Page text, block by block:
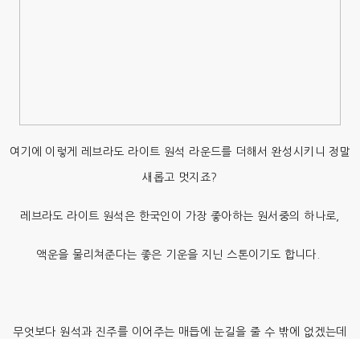
여기에 이렇게 레브라도 라이트 원석 라운드를 더해서 완성시키니 정말
새롭고 멋지죠?
레브라도 라이트 원석은 한국인이 가장 좋아하는 원서중의 하나로,
액운을 물리쳐준다는 좋은 기운을 지닌 스톤이기도 합니다.
무엇보다 원석과 진주를 이어주는 매듭에 눈길을 줄 수 밖에 없겠는데